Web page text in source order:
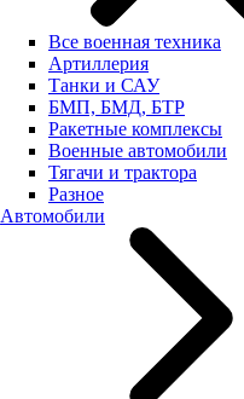
Все военная техника
Артиллерия
Танки и САУ
БМП, БМД, БТР
Ракетные комплексы
Военные автомобили
Тягачи и трактора
Разное
Автомобили